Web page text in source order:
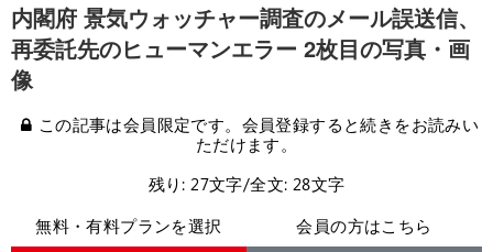
内閣府 景気ウォッチャー調査のメール誤送信、
再委託先のヒューマンエラー 2枚目の写真・画
像
この記事は会員限定です。会員登録すると続きをお読みい
ただけます。
残り: 27文字/全文: 28文字
無料・有料プランを選択
会員の方はこちら